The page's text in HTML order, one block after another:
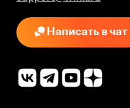
Написать в чат